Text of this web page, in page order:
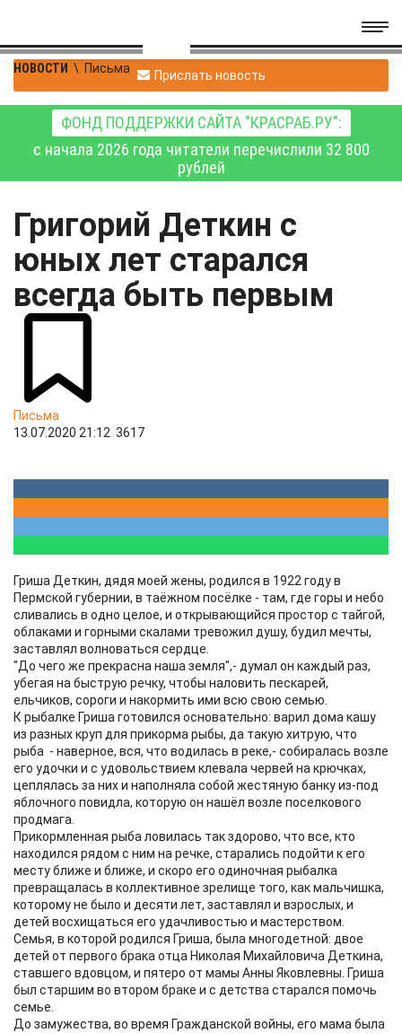
НОВОСТИ \ Письма Прислать новость
ФОНД ПОДДЕРЖКИ САЙТА "КРАСРАБ.РУ":
с начала 2026 года читатели перечислили 32 800
рублей
Григорий Деткин с
юных лет старался
всегда быть первым
Письма
13.07.2020 21:12 3617
Гриша Деткин, дядя моей жены, родился в 1922 году в
Пермской губернии, в таёжном посёлке - там, где горы и небо
сливались в одно целое, и открывающийся простор с тайгой,
облаками и горными скалами тревожил душу, будил мечты,
заставлял волноваться сердце.
"До чего же прекрасна наша земля",- думал он каждый раз,
убегая на быструю речку, чтобы наловить пескарей,
ельчиков, сороги и накормить ими всю свою семью.
К рыбалке Гриша готовился основательно: варил дома кашу
из разных круп для прикорма рыбы, да такую хитрую, что
рыба - наверное, вся, что водилась в реке,- собиралась возле
его удочки и с удовольствием клевала червей на крючках,
цеплялась за них и наполняла собой жестяную банку из-под
яблочного повидла, которую он нашёл возле поселкового
продмага.
Прикормленная рыба ловилась так здорово, что все, кто
находился рядом с ним на речке, старались подойти к его
месту ближе и ближе, и скоро его одиночная рыбалка
превращалась в коллективное зрелище того, как мальчишка,
которому не было и десяти лет, заставлял и взрослых, и
детей восхищаться его удачливостью и мастерством.
Семья, в которой родился Гриша, была многодетной: двое
детей от первого брака отца Николая Михайловича Деткина,
ставшего вдовцом, и пятеро от мамы Анны Яковлевны. Гриша
был старшим во втором браке и с детства старался помочь
семье.
До замужества, во время Гражданской войны, его мама была